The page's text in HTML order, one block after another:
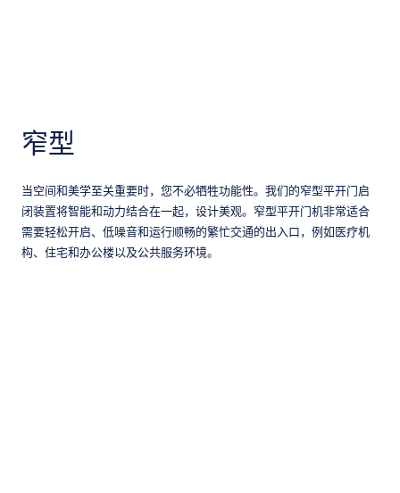
窄型
当空间和美学至关重要时，您不必牺牲功能性。我们的窄型平开门启
闭装置将智能和动力结合在一起，设计美观。窄型平开门机非常适合
需要轻松开启、低噪音和运行顺畅的繁忙交通的出入口，例如医疗机
构、住宅和办公楼以及公共服务环境。